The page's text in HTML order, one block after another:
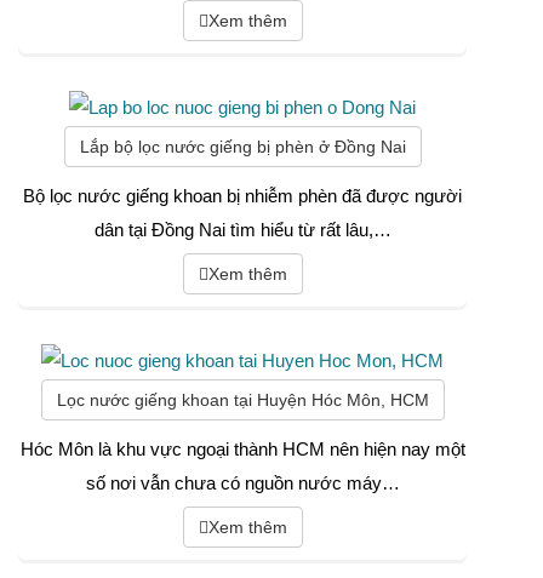
Xem thêm
Lắp bộ lọc nước giếng bị phèn ở Đồng Nai
Bộ lọc nước giếng khoan bị nhiễm phèn đã được người
dân tại Đồng Nai tìm hiểu từ rất lâu,…
Xem thêm
Lọc nước giếng khoan tại Huyện Hóc Môn, HCM
Hóc Môn là khu vực ngoại thành HCM nên hiện nay một
số nơi vẫn chưa có nguồn nước máy…
Xem thêm